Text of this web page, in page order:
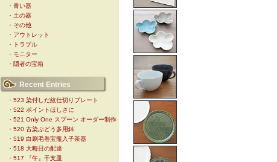
・ 青い器
・ 土の器
・ その他
・ アウトレット
・
トラブル
・ モニター
・ 隠者の宝箱
Recent Entries
・ 523 染付しだ紋仕切りプレート
・ 522 ポイントほしさに
・ 521 Only One スプーン オーダー制作
・ 520 古染ぶどう多用鉢
・ 519 白刷毛巻宝瓶入子茶器
・ 518 大晦日の配達
・ 517 『午』干支皿